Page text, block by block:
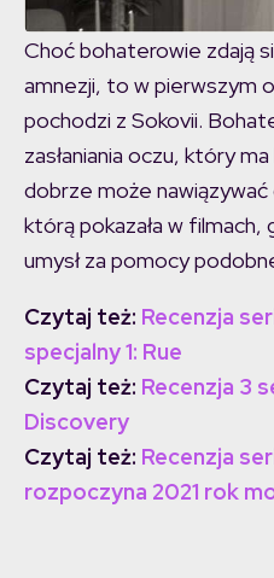
Choć bohaterowie zdają
amnezji, to w pierwszym
pochodzi z Sokovii.
zasłaniania oczu, który
dobrze może
którą pokazała w filmach,
umysł za pomocy
Czytaj też: Recenzja
specjalny 1: Rue
Czytaj też: Recenzja 3
Discovery
Czytaj też: Recenzja
rozpoczyna 2021 rok